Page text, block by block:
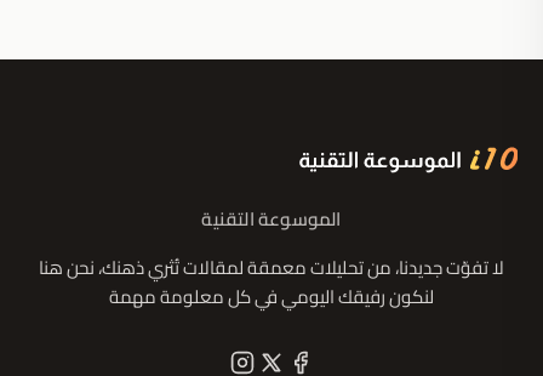
الموسوعة التقنية
لا تفوّت جديدنا، من تحليلات معمقة لمقالات تُثري ذهنك، نحن هنا
لنكون رفيقك اليومي في كل معلومة مهمة